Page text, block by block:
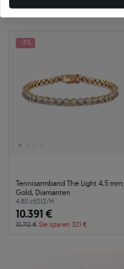
-3%
Tennisarmband The Light 4,5 mm:
Gold, Diamanten
4.80 ct|SI2/H
10.391 €
10.712 € Sie sparen 321 €